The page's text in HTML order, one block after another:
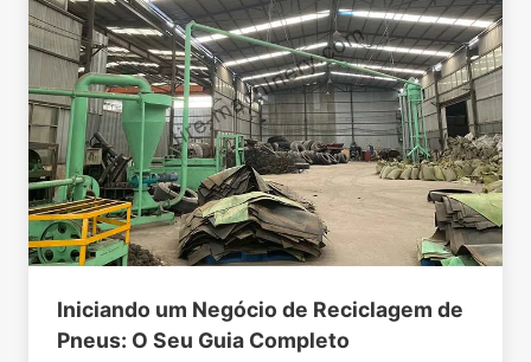
Iniciando um Negócio de Reciclagem de
Pneus: O Seu Guia Completo